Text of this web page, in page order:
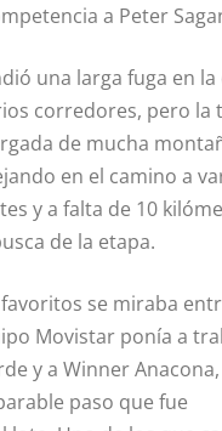
a Peter
una larga fuga en la
corredores, pero la
de mucha
en el camino a
y a falta de 10
de la etapa.
se miraba
Movistar ponía a
y a Winner
paso que fue